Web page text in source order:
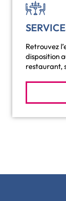
Retrouvez
disposition
restaurant,